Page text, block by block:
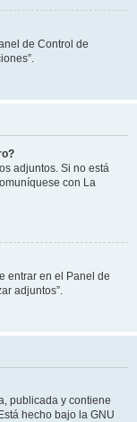
de Control de
adjuntos. Si no está
con La
entrar en el Panel de
adjuntos”.
publicada y contiene
hecho bajo la GNU